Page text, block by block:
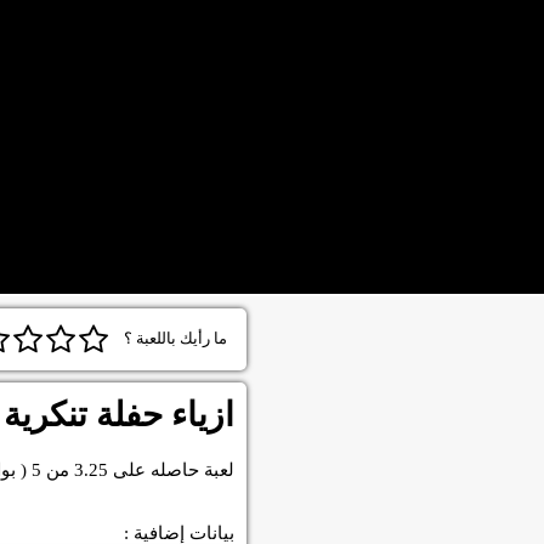
ما رأيك باللعبة ؟
ازياء حفلة تنكرية
لعبة حاصله على 3.25 من 5
(
بيانات إضافية :